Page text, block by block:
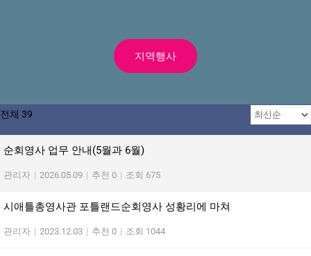
지역행사
전체 39
순회영사 업무 안내(5월과 6월)
관리자 | 2026.05.09 | 추천 0 | 조회 675
시애틀총영사관 포틀랜드순회영사 성황리에 마쳐
관리자 | 2023.12.03 | 추천 0 | 조회 1044